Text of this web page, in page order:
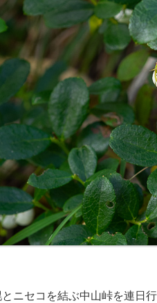
ニセコを結ぶ中山峠を連日